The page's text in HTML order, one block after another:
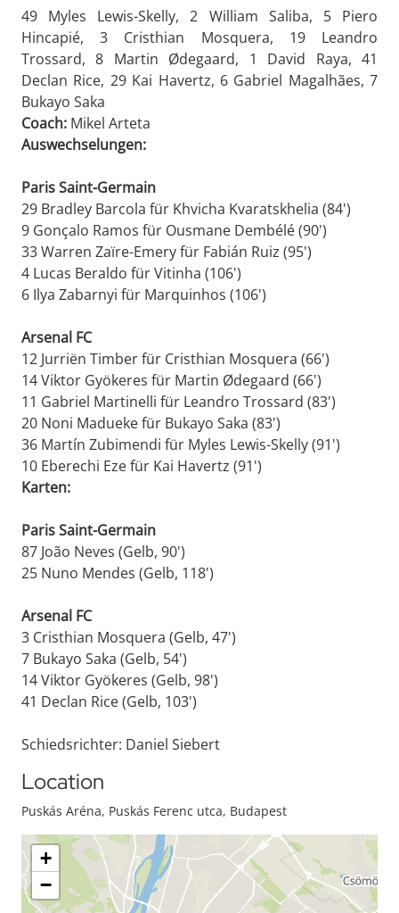
49 Myles Lewis-Skelly, 2 William Saliba, 5 Piero
Hincapié, 3 Cristhian Mosquera, 19 Leandro
Trossard, 8 Martin Ødegaard, 1 David Raya, 41
Declan Rice, 29 Kai Havertz, 6 Gabriel Magalhães, 7
Bukayo Saka
Coach: Mikel Arteta
Auswechselungen:
Paris Saint-Germain
29 Bradley Barcola für Khvicha Kvaratskhelia (84')
9 Gonçalo Ramos für Ousmane Dembélé (90')
33 Warren Zaïre-Emery für Fabián Ruiz (95')
4 Lucas Beraldo für Vitinha (106')
6 Ilya Zabarnyi für Marquinhos (106')
Arsenal FC
12 Jurriën Timber für Cristhian Mosquera (66')
14 Viktor Gyökeres für Martin Ødegaard (66')
11 Gabriel Martinelli für Leandro Trossard (83')
20 Noni Madueke für Bukayo Saka (83')
36 Martín Zubimendi für Myles Lewis-Skelly (91')
10 Eberechi Eze für Kai Havertz (91')
Karten:
Paris Saint-Germain
87 João Neves (Gelb, 90')
25 Nuno Mendes (Gelb, 118')
Arsenal FC
3 Cristhian Mosquera (Gelb, 47')
7 Bukayo Saka (Gelb, 54')
14 Viktor Gyökeres (Gelb, 98')
41 Declan Rice (Gelb, 103')
Schiedsrichter: Daniel Siebert
Location
Puskás Aréna, Puskás Ferenc utca, Budapest
+
−